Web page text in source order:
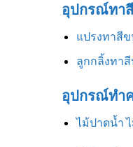
อุปกรณ์ทาสี
แปรงทาสี
ลูกกลิ้งทา
อุปกรณ์ทำ
ไม้ปาดน้ำ